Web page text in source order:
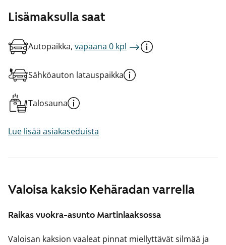
Valoisa kaksio Kehäradan varrella
Raikas vuokra-asunto Martinlaaksossa
Valoisan kaksion vaaleat pinnat miellyttävät silmää ja
Lisämaksulla saat
Autopaikka, vapaana 0 kpl
Sähköauton latauspaikka
Talosauna
Lue lisää asiakaseduista